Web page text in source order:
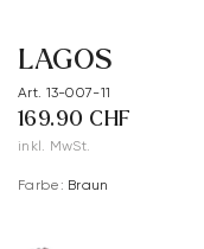
LAGOS
Art. 13-007-11
169.90 CHF
inkl. MwSt.
Farbe: Braun